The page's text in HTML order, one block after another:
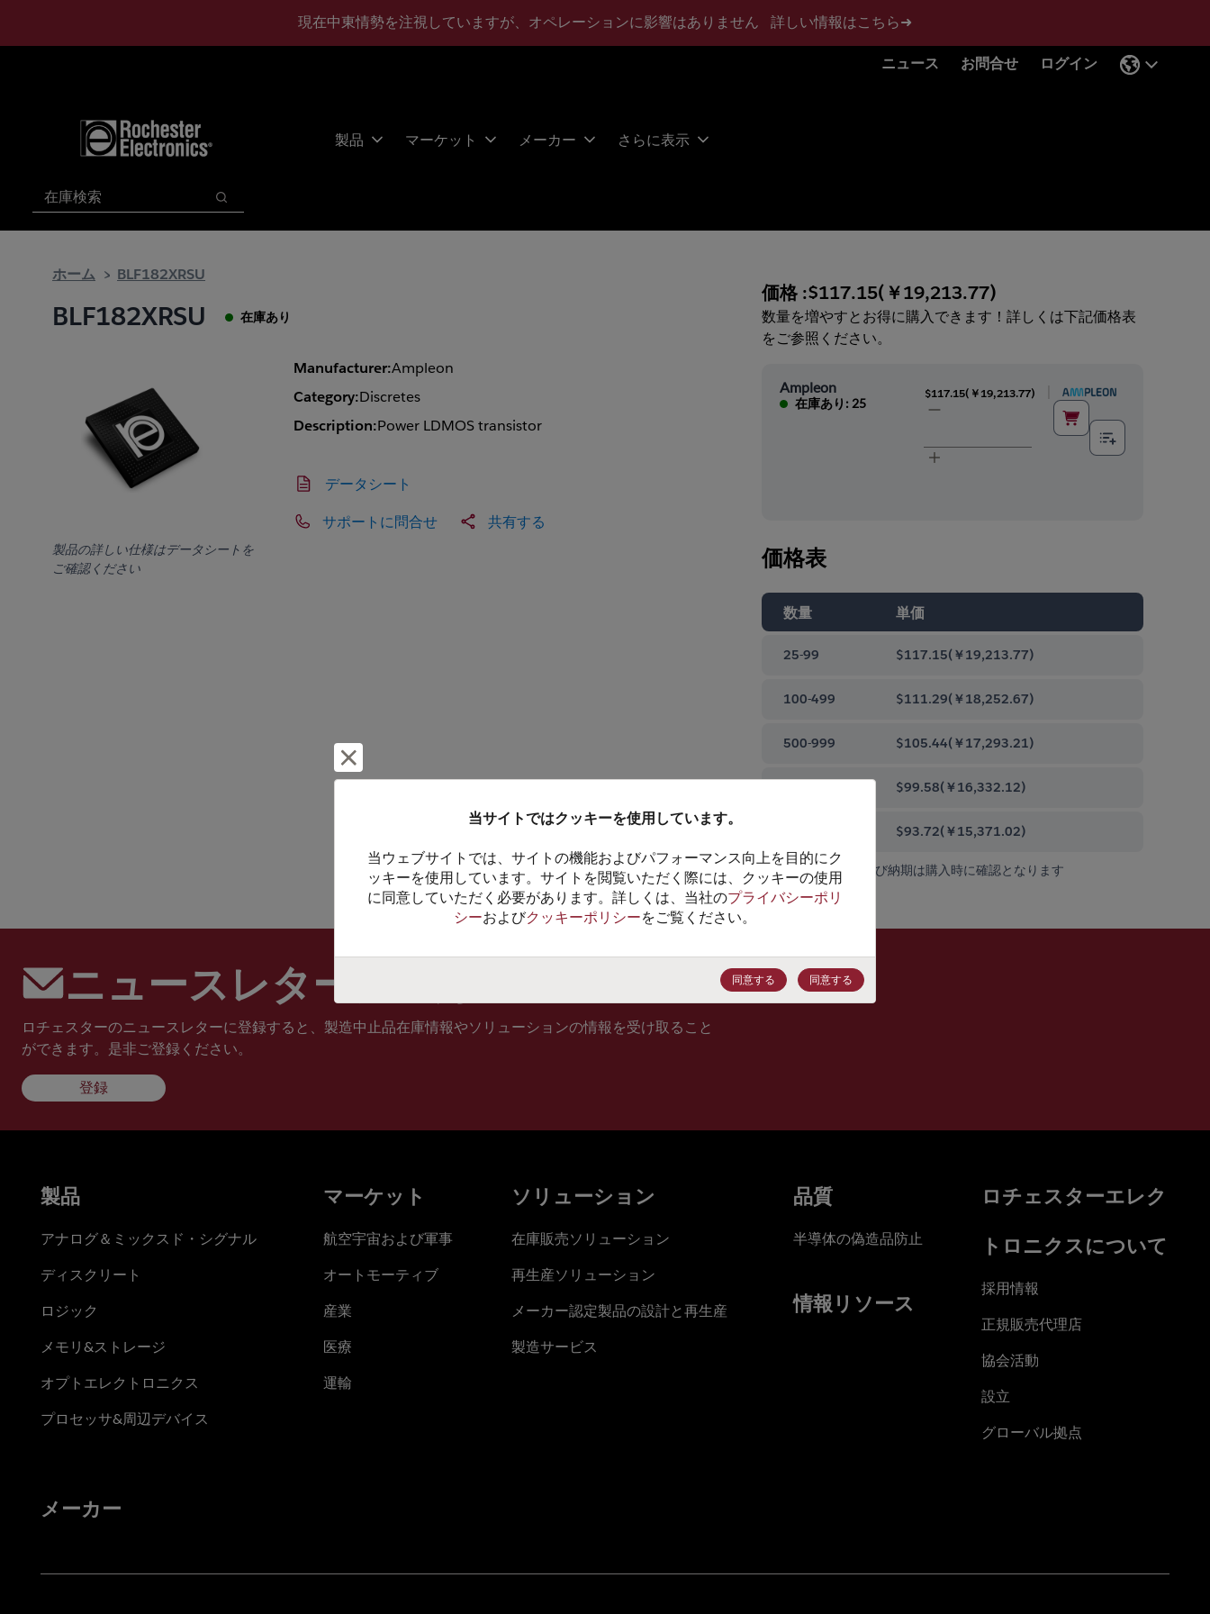
現在中東情勢を注視していますが、オペレーションに影響はありません 詳しい情報はこちら➜
ニュース お問合せ ログイン
製品 マーケット メーカー さらに表示
検索
検索
ホーム BLF182XRSU
BLF182XRSU 在庫あり
製品の詳しい仕様はデータシートを
ご確認ください
Manufacturer:Ampleon
Category:Discretes
Description:Power LDMOS transistor
データシート
サポートに問合せ 共有する
価格 :$117.15(￥19,213.77)
数量を増やすとお得に購入できます！詳しくは下記価格表
をご参照ください。
Ampleon
在庫あり: 25
$117.15( ￥19,213.77)
価格表
数量 単価
25-99 $117.15(￥19,213.77)
100-499 $111.29(￥18,252.67)
500-999 $105.44(￥17,293.21)
$99.58(￥16,332.12)
$93.72(￥15,371.02)
価格、在庫状況および納期は購入時に確認となります
ニュースレターに登録
ロチェスターのニュースレターに登録すると、製造中止品在庫情報やソリューションの情報を受け取ること
ができます。是非ご登録ください。
登録
当サイトではクッキーを使用しています。
当ウェブサイトでは、サイトの機能およびパフォーマンス向上を目的にク
ッキーを使用しています。サイトを閲覧いただく際には、クッキーの使用
に同意していただく必要があります。詳しくは、当社のプライバシーポリ
シーおよびクッキーポリシーをご覧ください。
同意する 同意する
製品
アナログ＆ミックスド・シグナル
ディスクリート
ロジック
メモリ&ストレージ
オプトエレクトロニクス
プロセッサ&周辺デバイス
マーケット
航空宇宙および軍事
オートモーティブ
産業
医療
運輸
ソリューション
在庫販売ソリューション
再生産ソリューション
メーカー認定製品の設計と再生産
製造サービス
品質
半導体の偽造品防止
情報リソース
ロチェスターエレク
トロニクスについて
採用情報
正規販売代理店
協会活動
設立
グローバル拠点
メーカー